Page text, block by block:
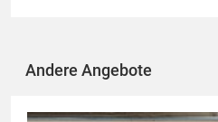
Andere Angebote